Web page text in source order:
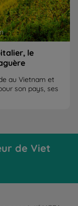
le
au Vietnam et
son pays, ses
de Viet